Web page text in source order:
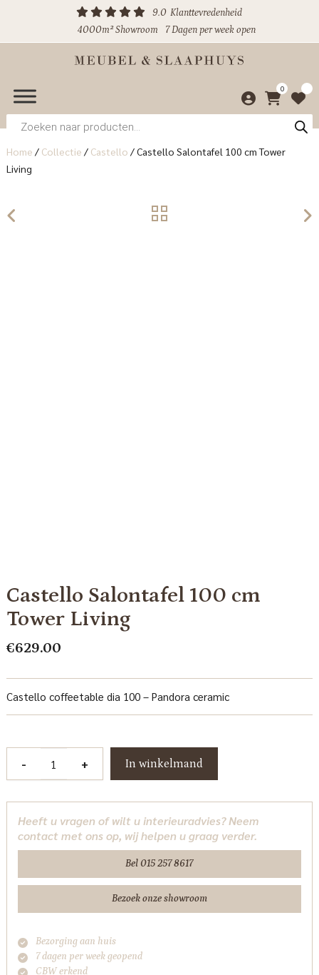
9.0 Klanttevredenheid
4000m² Showroom
7 Dagen per week open
0
Producten
zoeken
Home / Collectie / Castello /Castello Salontafel 100 cm Tower
Living
Castello Salontafel 100 cm
Tower Living
€629.00
Castello coffeetable dia 100 – Pandora ceramic
-
Salontafel
cm
Tower
Living
+ In winkelmand
Heeft u vragen of wilt u interieuradvies? Neem
contact met ons op, wij helpen u graag verder.
Bel 015 257 8617
Bezoek onze showroom
Bezorging aan huis
7 dagen per week geopend
CBW erkend